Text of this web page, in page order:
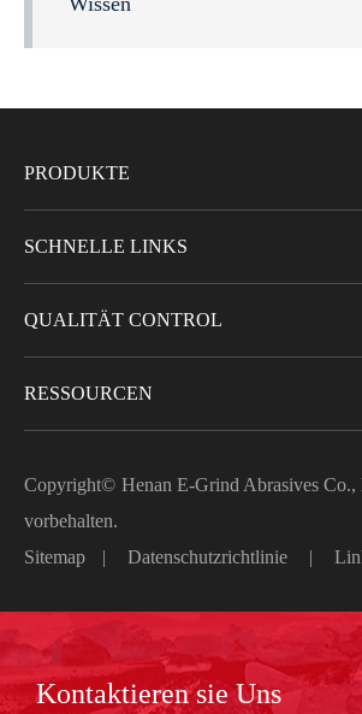
PRODUKTE
SCHNELLE LINKS
QUALITÄT CONTROL
RESSOURCEN
Copyright© Henan E-Grind Abrasives Co.,
vorbehalten.
Sitemap
| Datenschutzrichtlinie |
Kontaktieren sie Uns